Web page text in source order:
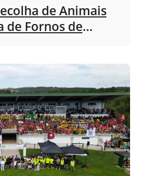
de Animais
de Fornos de